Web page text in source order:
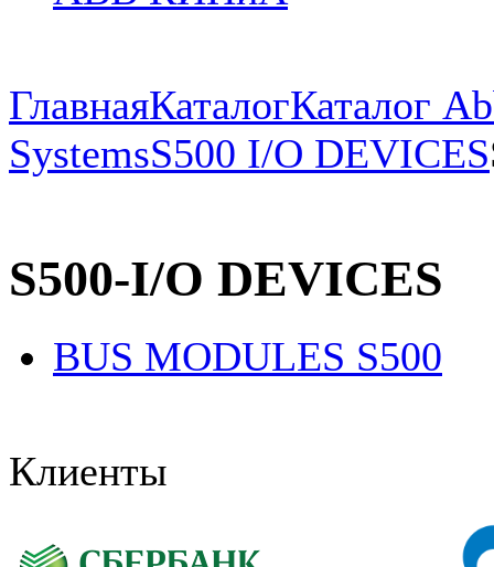
ГлавнаяКаталогКаталог
SystemsS500 I/O DEVICES
S500-I/O DEVICES
BUS MODULES S500
Клиенты